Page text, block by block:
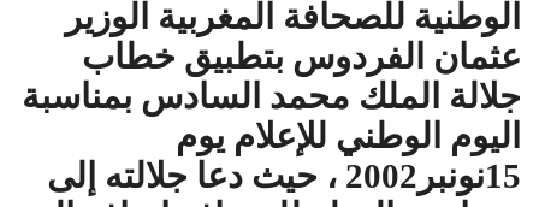
الوطنية للصحافة المغربية الوزير
عثمان الفردوس بتطبيق خطاب
جلالة الملك محمد السادس بمناسبة
اليوم الوطني للإعلام يوم
15نونبر2002 ، حيث دعا جلالته إلى